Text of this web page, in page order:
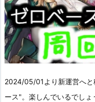
2024/05/01より新運営へと
ース"。楽しんでいるでしょ